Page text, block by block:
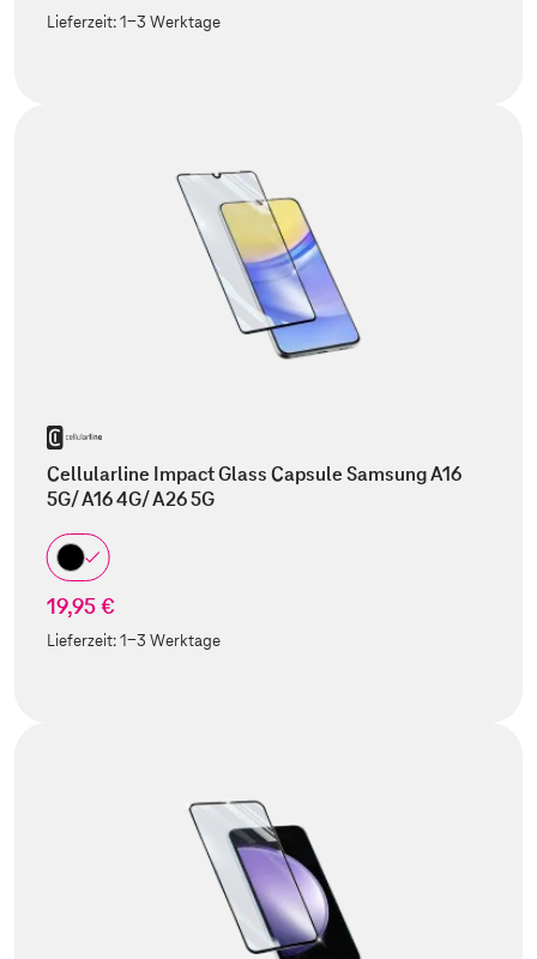
Lieferzeit:1-3 Werktage
Cellularline Impact Glass Capsule Samsung A16
5G/ A16 4G/ A26 5G
19,95 €
Lieferzeit:1-3 Werktage